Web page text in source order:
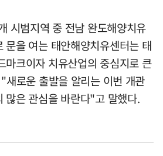
시범지역 중 전남 완도해양치유
문을 여는 태안해양치유센터는 태
마크이자 치유산업의 중심지로 큰
로운 출발을 알리는 이번 개관
많은 관심을 바란다"고 말했다.